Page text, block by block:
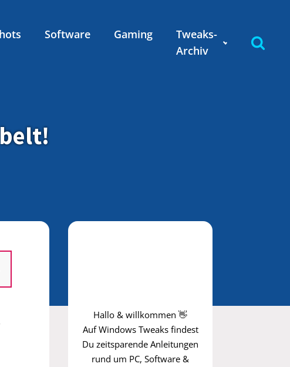
Software Gaming
Tweaks-
Archiv
Hallo & willkommen 👋
Auf Windows Tweaks findest
Du zeitsparende Anleitungen
rund um PC, Software &